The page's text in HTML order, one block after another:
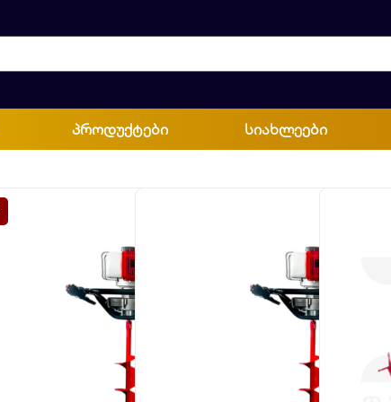
პროდუქტები სიახლეები